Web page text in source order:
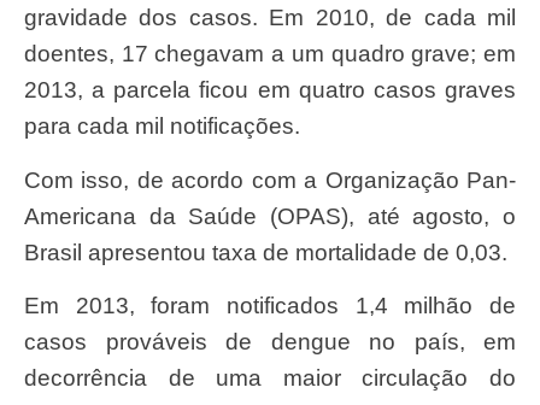
gravidade dos casos. Em 2010, de cada mil
doentes, 17 chegavam a um quadro grave; em
2013, a parcela ficou em quatro casos graves
para cada mil notificações.
Com isso, de acordo com a Organização Pan-
Americana da Saúde (OPAS), até agosto, o
Brasil apresentou taxa de mortalidade de 0,03.
Em 2013, foram notificados 1,4 milhão de
casos prováveis de dengue no país, em
decorrência de uma maior circulação do